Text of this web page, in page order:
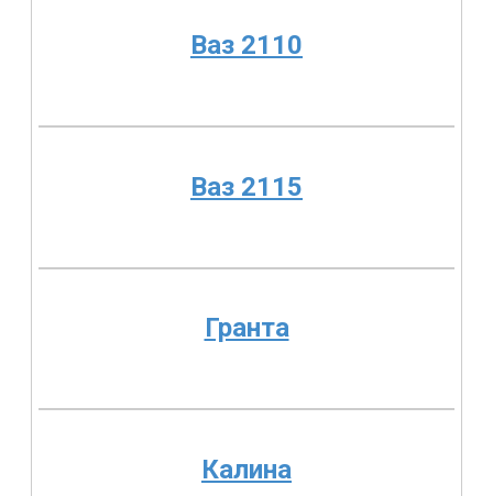
Ваз 2110
Ваз 2115
Гранта
Калина